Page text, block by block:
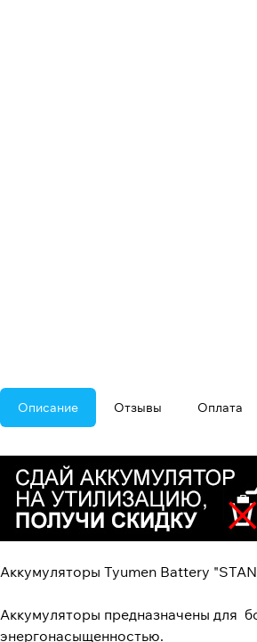
Описание Отзывы Оплата
Аккумуляторы Tyumen Battery
Аккумуляторы предназначены для
энергонасыщенностью.